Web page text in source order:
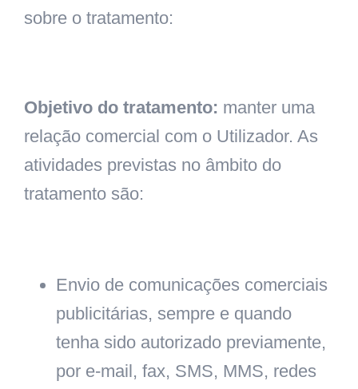
sobre o tratamento:
Objetivo do tratamento: manter uma
relação comercial com o Utilizador. As
atividades previstas no âmbito do
tratamento são:
Envio de comunicações comerciais
publicitárias, sempre e quando
tenha sido autorizado previamente,
por e-mail, fax, SMS, MMS, redes